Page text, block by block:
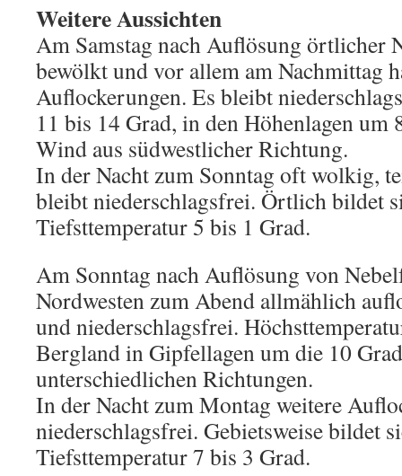
Weitere Aussichten
Am Samstag nach Auflösung örtlicher
bewölkt und vor allem am Nachmittag
Auflockerungen. Es bleibt
11 bis 14 Grad, in den Höhenlagen um
Wind aus südwestlicher Richtung.
In der Nacht zum Sonntag oft wolkig,
bleibt niederschlagsfrei. Örtlich bildet
Tiefsttemperatur 5 bis 1 Grad.
Am Sonntag nach Auflösung von
Nordwesten zum Abend allmählich
und niederschlagsfrei.
Bergland in Gipfellagen um die 10
unterschiedlichen Richtungen.
In der Nacht zum Montag weitere
niederschlagsfrei. Gebietsweise bildet
Tiefsttemperatur 7 bis 3 Grad.